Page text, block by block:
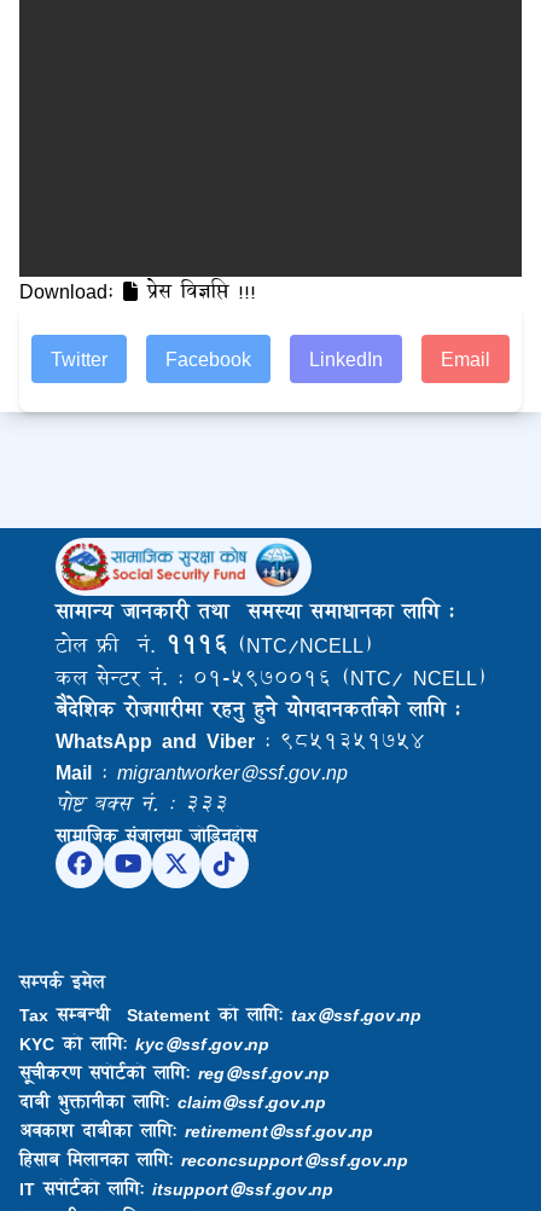
Download: प्रेस विज्ञप्ति !!!
Twitter Facebook LinkedIn Email
सामान्य जानकारी तथा समस्या समाधानका लागि :
टोल फ्री नं. १११६ (NTC/NCELL)
कल सेन्टर नं. : ०१-५९७००१६ (NTC/ NCELL)
बैदेशिक राेजगारीमा रहनु हुने याेगदानकर्ताकाे लागि :
WhatsApp and Viber : ९८५१३५१७५४
Mail : migrantworker@ssf.gov.np
पोष्ट बक्स नं. : ३३३
सामाजिक संजालमा जोडिनुहोस
सम्पर्क इमेल
Tax सम्बन्धी Statement को लागि: tax@ssf.gov.np
KYC को लागि: kyc@ssf.gov.np
सूचीकरण सपोर्टको लागि: reg@ssf.gov.np
दाबी भुक्तानीका लागि: claim@ssf.gov.np
अवकाश दाबीका लागि: retirement@ssf.gov.np
हिसाब मिलानका लागि: reconcsupport@ssf.gov.np
IT सपोर्टको लागि: itsupport@ssf.gov.np